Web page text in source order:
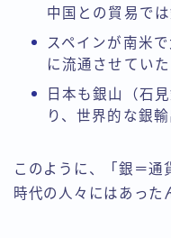
中国との貿易では
スペインが南米
に流通させてい
日本も銀山（石
り、世界的な銀
このように、「銀＝通
時代の人々にはあった